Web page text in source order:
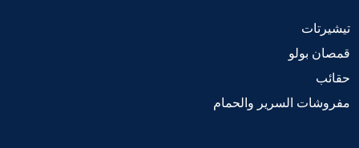
تيشيرتات
قمصان بولو
حقائب
مفروشات السرير والحمام